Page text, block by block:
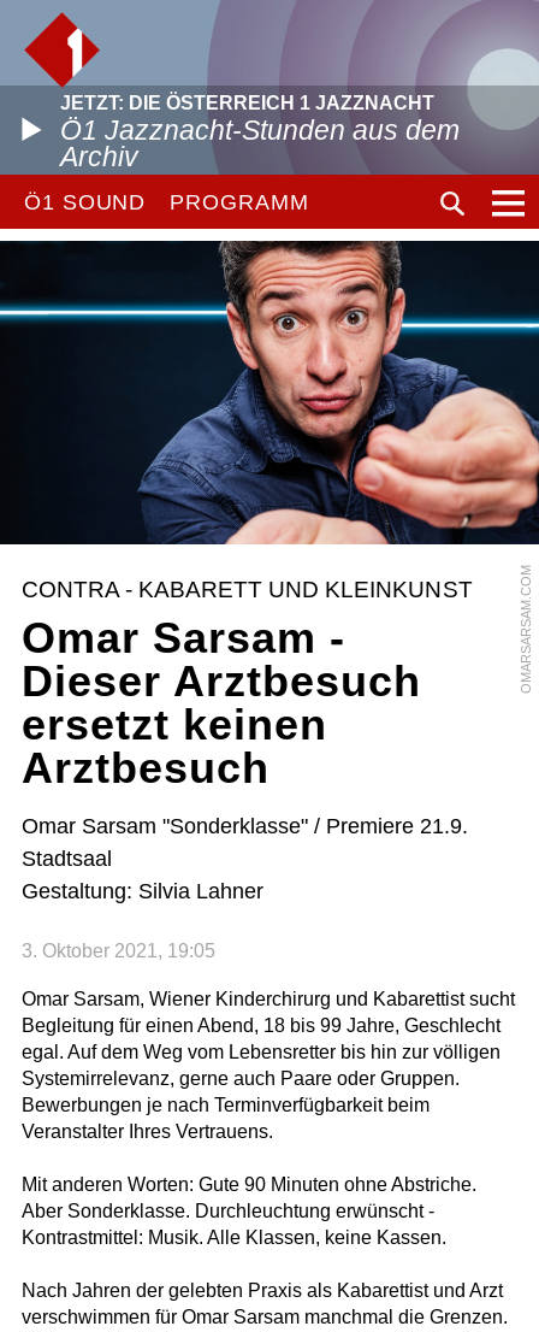
JETZT: DIE ÖSTERREICH 1 JAZZNACHT
Ö1 Jazznacht-Stunden aus dem
Archiv
Ö1 SOUND PROGRAMM
OMARSARSAM.COM
CONTRA - KABARETT UND KLEINKUNST
Omar Sarsam -
Dieser Arztbesuch
ersetzt keinen
Arztbesuch
Omar Sarsam "Sonderklasse" / Premiere 21.9.
Stadtsaal
Gestaltung: Silvia Lahner
3. Oktober 2021, 19:05
Omar Sarsam, Wiener Kinderchirurg und Kabarettist sucht
Begleitung für einen Abend, 18 bis 99 Jahre, Geschlecht
egal. Auf dem Weg vom Lebensretter bis hin zur völligen
Systemirrelevanz, gerne auch Paare oder Gruppen.
Bewerbungen je nach Terminverfügbarkeit beim
Veranstalter Ihres Vertrauens.
Mit anderen Worten: Gute 90 Minuten ohne Abstriche.
Aber Sonderklasse. Durchleuchtung erwünscht -
Kontrastmittel: Musik. Alle Klassen, keine Kassen.
Nach Jahren der gelebten Praxis als Kabarettist und Arzt
verschwimmen für Omar Sarsam manchmal die Grenzen.